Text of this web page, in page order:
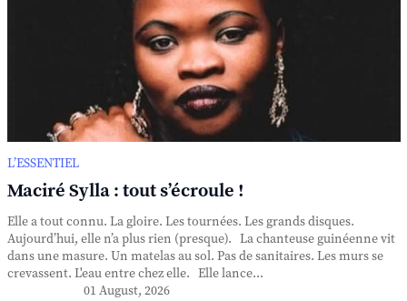
L’ESSENTIEL
Maciré Sylla : tout s’écroule !
Elle a tout connu. La gloire. Les tournées. Les grands disques.
Aujourd’hui, elle n’a plus rien (presque). La chanteuse guinéenne vit
dans une masure. Un matelas au sol. Pas de sanitaires. Les murs se
crevassent. L'eau entre chez elle. Elle lance...
01 August, 2026